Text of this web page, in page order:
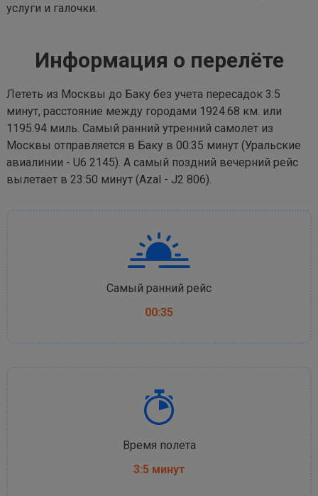
услуги и галочки.
Информация о перелёте
Лететь из Москвы до Баку без учета пересадок 3:5
минут, расстояние между городами 1924.68 км. или
1195.94 миль. Самый ранний утренний самолет из
Москвы отправляется в Баку в 00:35 минут (Уральские
авиалинии - U6 2145). А самый поздний вечерний рейс
вылетает в 23:50 минут (Azal - J2 806).
Самый ранний рейс
00:35
Время полета
3:5 минут